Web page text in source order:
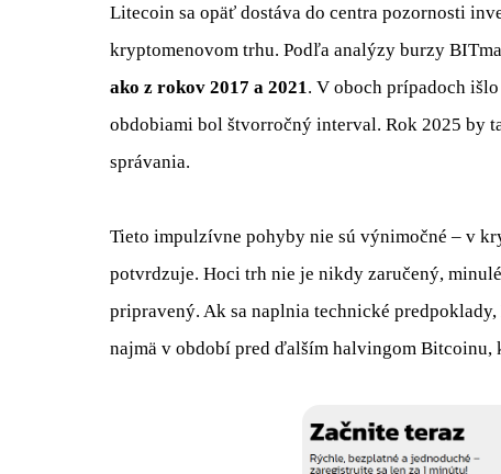
Litecoin sa opäť dostáva do centra pozornosti
kryptomenovom trhu. Podľa analýzy burzy
ako z rokov 2017 a 2021. V oboch prípadoch
obdobiami bol štvorročný interval. Rok 2025 by
správania.
Tieto impulzívne pohyby nie sú výnimočné – v
potvrdzuje. Hoci trh nie je nikdy zaručený,
pripravený. Ak sa naplnia technické predpoklady,
najmä v období pred ďalším halvingom